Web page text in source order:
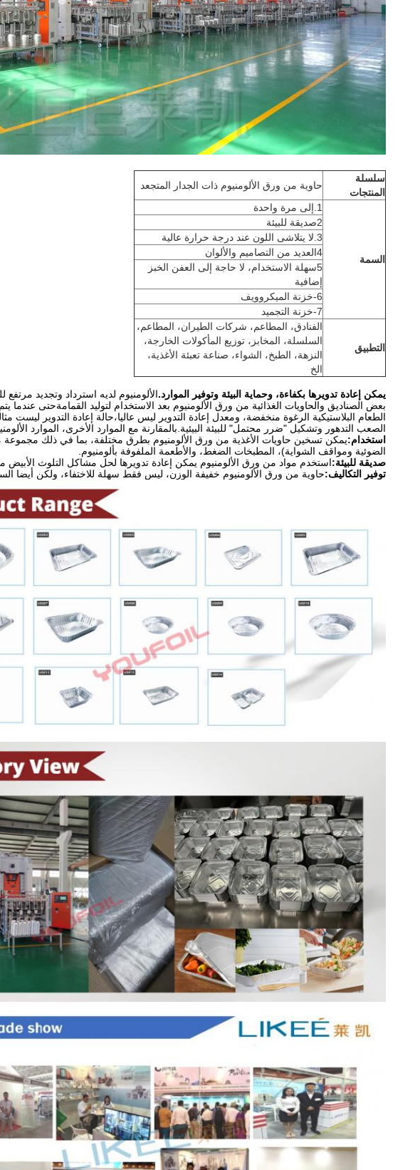
سلسلة
المنتجات
حاوية من ورق الألومنيوم ذات الجدار المتجعد
السمة
1.إلى مرة واحدة
2صديقة للبيئة
3.لا يتلاشى اللون عند درجة حرارة عالية
4العديد من التصاميم والألوان
5سهلة الاستخدام، لا حاجة إلى العفن الخبز
إضافية
6-خزنة الميكروويف
7-خزنة التجميد
التطبيق
الفنادق، المطاعم، شركات الطيران، المطاعم،
السلسلة، المخابز، توزيع المأكولات الخارجة،
النزهة، الطبخ، الشواء، صناعة تعبئة الأغذية،
الخ
يمكن إعادة تدويرها بكفاءة، وحماية البيئة وتوفير الموارد.الألومنيوم لديه استرداد وتجديد
بعض الصناديق والحاويات الغذائية من ورق الألومنيوم بعد الاستخدام لتوليد القمامةحتى عندما
الطعام البلاستيكية الرغوة منخفضة، ومعدل إعادة التدوير ليس عاليا،حالة إعادة التدوير ليست
الصعب التدهور وتشكيل "ضرر محتمل" للبيئة البيئية.بالمقارنة مع الموارد الأخرى، الموارد
استخدام:يمكن تسخين حاويات الأغذية من ورق الألومنيوم بطرق مختلفة، بما في ذلك مجموعة
الضوئية ومواقف الشواية)، المطبخات الضغط، والأطعمة الملفوفة بألومنيوم.
صديقة للبيئة:استخدم مواد من ورق الألومنيوم يمكن إعادة تدويرها لحل مشاكل التلوث الأبيض
توفير التكاليف:حاوية من ورق الألومنيوم خفيفة الوزن، ليس فقط سهلة للاختفاء، ولكن أيضا